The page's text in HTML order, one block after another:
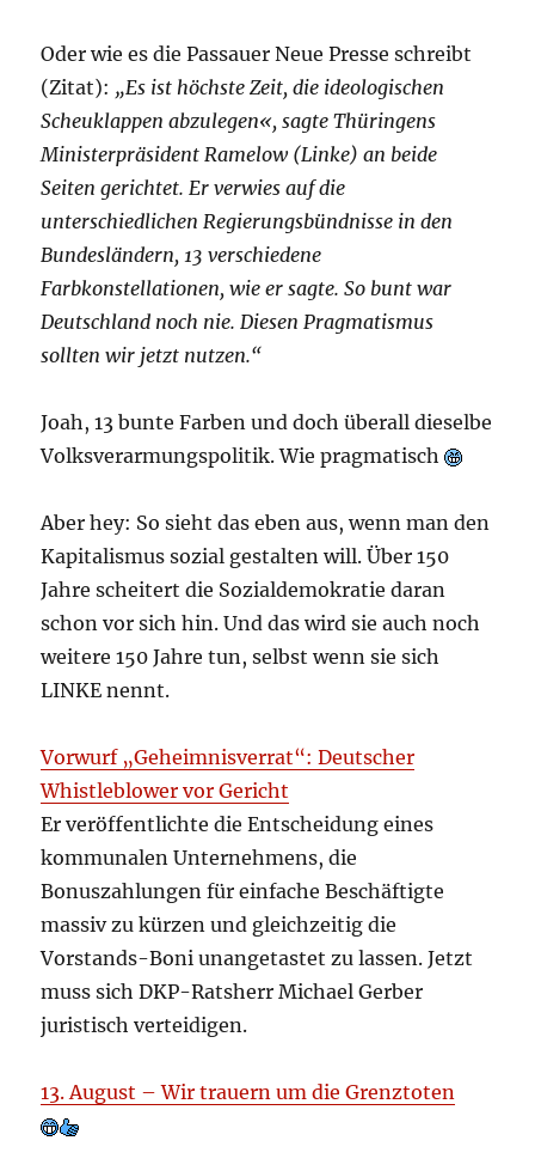
Oder wie es die Passauer Neue Presse schreibt
(Zitat): „Es ist höchste Zeit, die ideologischen
Scheuklappen abzulegen«, sagte Thüringens
Ministerpräsident Ramelow (Linke) an beide
Seiten gerichtet. Er verwies auf die
unterschiedlichen Regierungsbündnisse in den
Bundesländern, 13 verschiedene
Farbkonstellationen, wie er sagte. So bunt war
Deutschland noch nie. Diesen Pragmatismus
sollten wir jetzt nutzen.“
Joah, 13 bunte Farben und doch überall dieselbe
Volksverarmungspolitik. Wie pragmatisch
Aber hey: So sieht das eben aus, wenn man den
Kapitalismus sozial gestalten will. Über 150
Jahre scheitert die Sozialdemokratie daran
schon vor sich hin. Und das wird sie auch noch
weitere 150 Jahre tun, selbst wenn sie sich
LINKE nennt.
Vorwurf „Geheimnisverrat“: Deutscher
Whistleblower vor Gericht
Er veröffentlichte die Entscheidung eines
kommunalen Unternehmens, die
Bonuszahlungen für einfache Beschäftigte
massiv zu kürzen und gleichzeitig die
Vorstands-Boni unangetastet zu lassen. Jetzt
muss sich DKP-Ratsherr Michael Gerber
juristisch verteidigen.
13. August – Wir trauern um die Grenztoten